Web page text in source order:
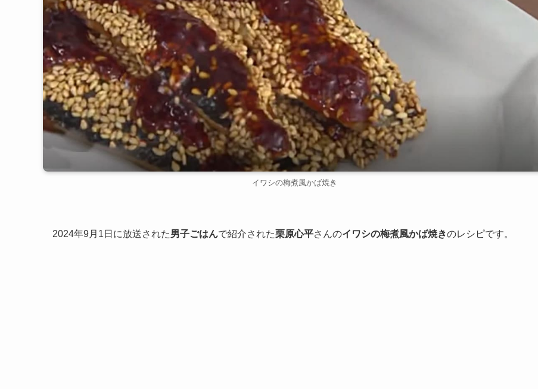
イワシの梅煮風かば焼き
2024年9月1日に放送された男子ごはんで紹介された栗原心平さんのイワシの梅煮風かば焼きのレシピです。